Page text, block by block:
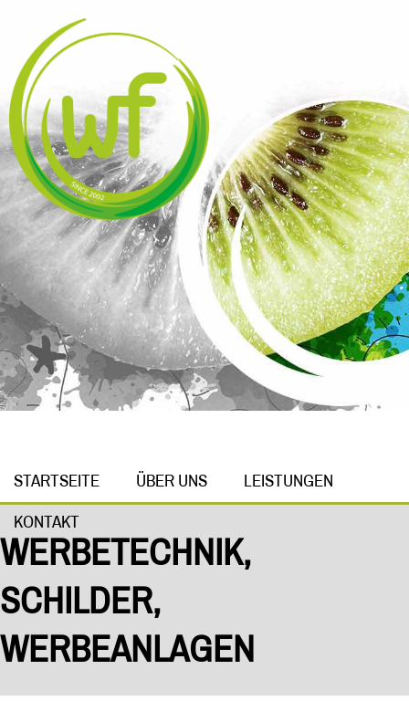
STARTSEITE ÜBER UNS
LEISTUNGEN
KONTAKT
WERBETECHNIK,
SCHILDER,
WERBEANLAGEN